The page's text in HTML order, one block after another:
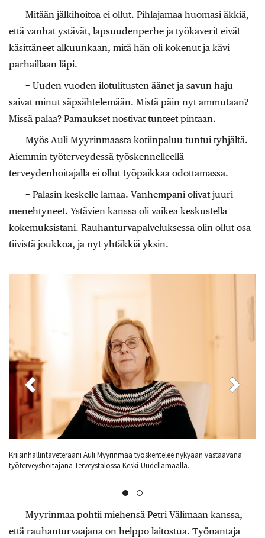
Mitään jälkihoitoa ei ollut. Pihlajamaa huomasi äkkiä,
että vanhat ystävät, lapsuudenperhe ja työkaverit eivät
käsittäneet alkuunkaan, mitä hän oli kokenut ja kävi
parhaillaan läpi.
− Uuden vuoden ilotulitusten äänet ja savun haju
saivat minut säpsähtelemään. Mistä päin nyt ammutaan?
Missä palaa? Pamaukset nostivat tunteet pintaan.
Myös Auli Myyrinmaasta kotiinpaluu tuntui tyhjältä.
Aiemmin työterveydessä työskennelleellä
terveydenhoitajalla ei ollut työpaikkaa odottamassa.
− Palasin keskelle lamaa. Vanhempani olivat juuri
menehtyneet. Ystävien kanssa oli vaikea keskustella
kokemuksistani. Rauhanturvapalveluksessa olin ollut osa
tiivistä joukkoa, ja nyt yhtäkkiä yksin.
Auli Myyrinmaa partioi palveluskumppaninsa kanssa Israelin Golanilla
vuonna 1993.
Myyrinmaa pohtii miehensä Petri Välimaan kanssa,
että rauhanturvaajana on helppo laitostua. Työnantaja